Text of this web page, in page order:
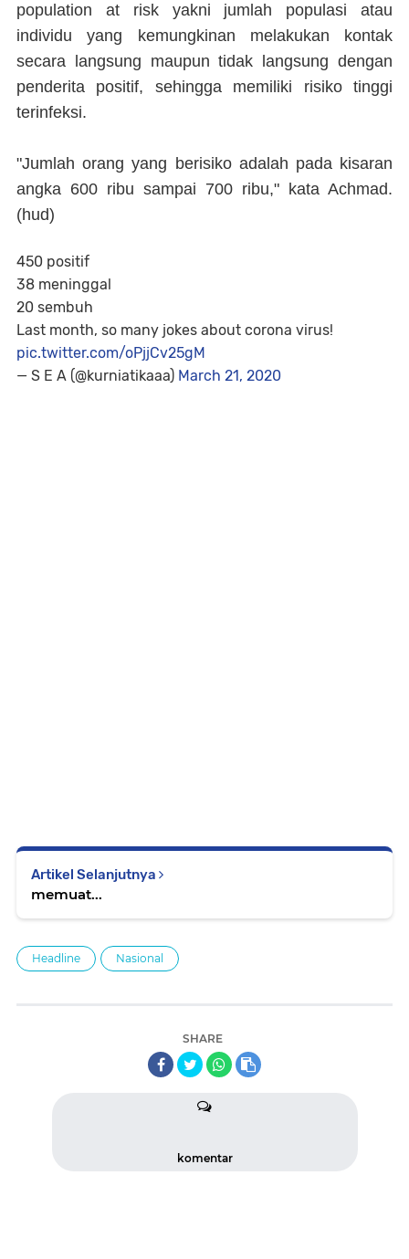
population at risk yakni jumlah populasi atau
individu yang kemungkinan melakukan kontak
secara langsung maupun tidak langsung dengan
penderita positif, sehingga memiliki risiko tinggi
terinfeksi.
"Jumlah orang yang berisiko adalah pada kisaran
angka 600 ribu sampai 700 ribu," kata Achmad.
(hud)
450 positif
38 meninggal
20 sembuh
Last month, so many jokes about corona virus!
pic.twitter.com/oPjjCv25gM
— S E A (@kurniatikaaa) March 21, 2020
Artikel Selanjutnya
memuat...
Headline Nasional
SHARE
komentar